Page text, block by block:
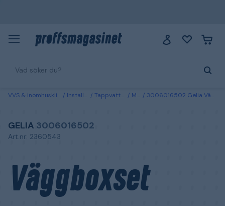
VVS & inomhusklimat Installation Tappvattensystem Montage 3006016502 Gelia Väggboxset för rör-i-rör-anslutning mot blandare
GELIA 3006016502
Art.nr: 2360543
Väggboxset